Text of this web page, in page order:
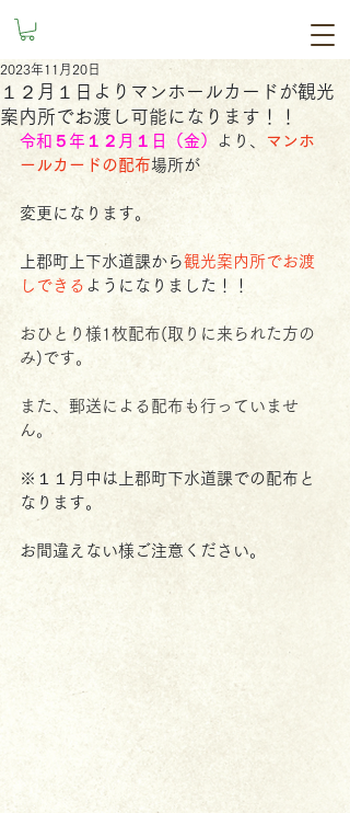
１２月１日よりマンホールカードが観光
案内所でお渡し可能になります！！
2023年11月20日
令和５年１２月１日（金） より、
マンホ
ールカードの配布場所が
変更になります。
上郡町上下水道課から観光案内所でお渡
しできる ようになりました！！
おひとり様1枚配布(取りに来られた方の
み)です。
また、郵送による配布も行っていませ
ん。
※１１月中は上郡町下水道課での配布と
なります。
お間違えない様ご注意ください。